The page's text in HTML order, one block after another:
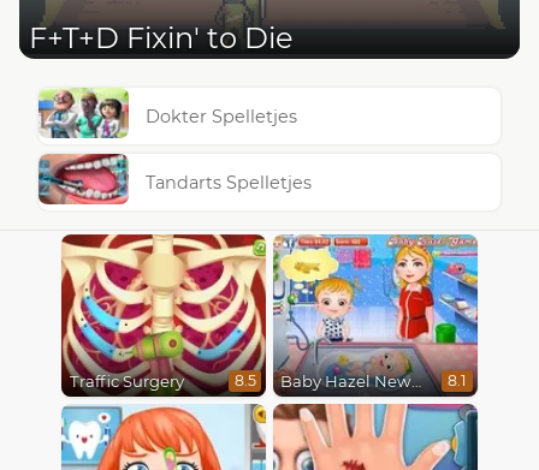
F+T+D Fixin' to Die
Dokter Spelletjes
Tandarts Spelletjes
Traffic Surgery 8.5 Baby Hazel Newborn Vaccination 8.1